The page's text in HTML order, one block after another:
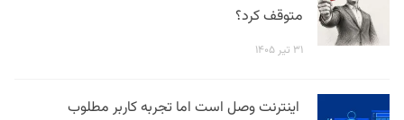
متوقف کرد؟
۳۱ تیر ۱۴۰۵
اینترنت وصل است اما تجربه کاربر مطلوب